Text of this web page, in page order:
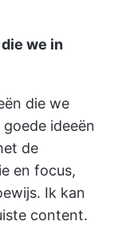
we in
die we
ideeën
de
en focus,
Ik kan
content.